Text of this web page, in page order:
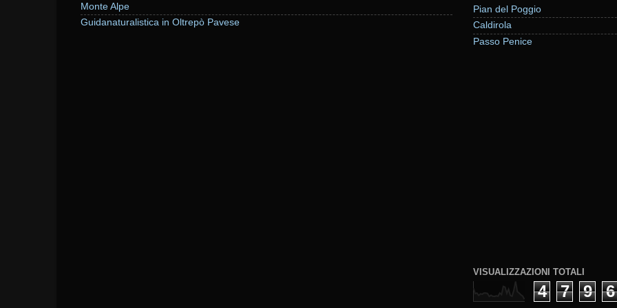
Monte Alpe
Guidanaturalistica in Oltrepò Pavese
Pian del Poggio
Caldirola
Passo Penice
VISUALIZZAZIONI TOTALI
4 7 9 6